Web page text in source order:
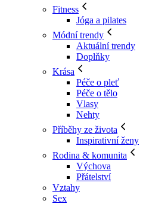
Fitness
Jóga a pilates
Módní trendy
Aktuální trendy
Doplňky
Krása
Péče o pleť
Péče o tělo
Vlasy
Nehty
Příběhy ze života
Inspirativní ženy
Rodina & komunita
Výchova
Přátelství
Vztahy
Sex